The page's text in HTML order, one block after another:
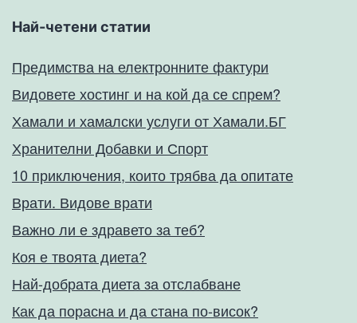
Най-четени статии
Предимства на електронните фактури
Видовете хостинг и на кой да се спрем?
Хамали и хамалски услуги от Хамали.БГ
Хранителни Добавки и Спорт
10 приключения, които трябва да опитате
Врати. Видове врати
Важно ли е здравето за теб?
Коя е твоята диета?
Най-добрата диета за отслабване
Как да порасна и да стана по-висок?